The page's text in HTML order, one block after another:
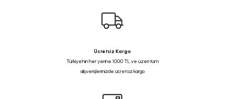
Ücretsiz Kargo
Türkiye'nin her yerine 1000 TL ve üzeri tüm
alışverişlerinizde ücretsiz kargo